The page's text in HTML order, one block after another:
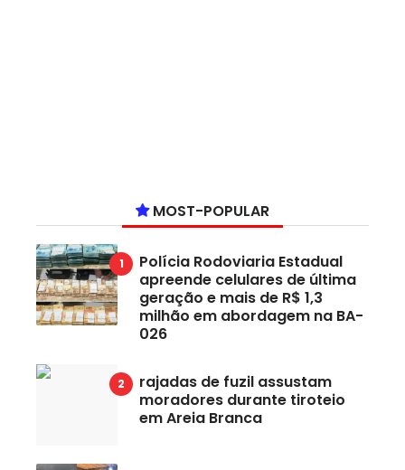
MOST-POPULAR
Polícia Rodoviaria Estadual
apreende celulares de última
geração e mais de R$ 1,3
milhão em abordagem na BA-
026
rajadas de fuzil assustam
moradores durante tiroteio
em Areia Branca